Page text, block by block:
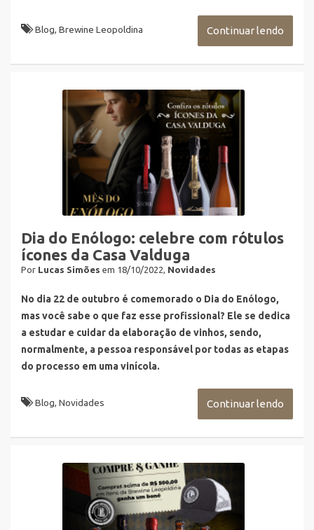
Continuar lendo
Blog, Brewine Leopoldina
Dia do Enólogo: celebre com rótulos
ícones da Casa Valduga
Por Lucas Simões em 18/10/2022, Novidades
No dia 22 de outubro é comemorado o Dia do Enólogo,
mas você sabe o que faz esse profissional? Ele se dedica
a estudar e cuidar da elaboração de vinhos, sendo,
normalmente, a pessoa responsável por todas as etapas
do processo em uma vinícola.
Continuar lendo
Blog, Novidades